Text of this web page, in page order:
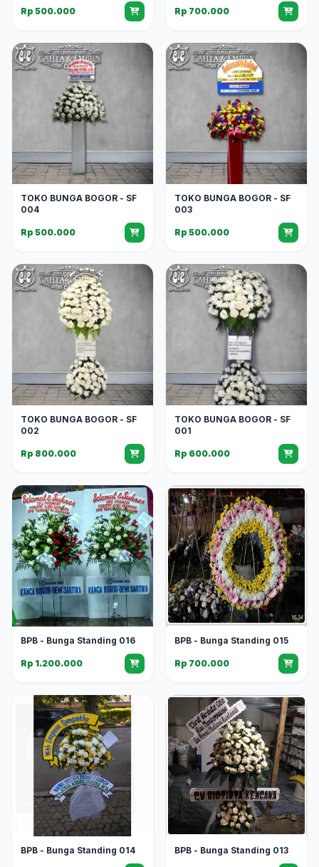
Rp 500.000 Rp 700.000
TOKO BUNGA BOGOR - SF
004
Rp 500.000
TOKO BUNGA BOGOR - SF
003
Rp 500.000
TOKO BUNGA BOGOR - SF
002
Rp 800.000
TOKO BUNGA BOGOR - SF
001
Rp 600.000
BPB - Bunga Standing 016
Rp 1.200.000
BPB - Bunga Standing 015
Rp 700.000
BPB - Bunga Standing 014 BPB - Bunga Standing 013